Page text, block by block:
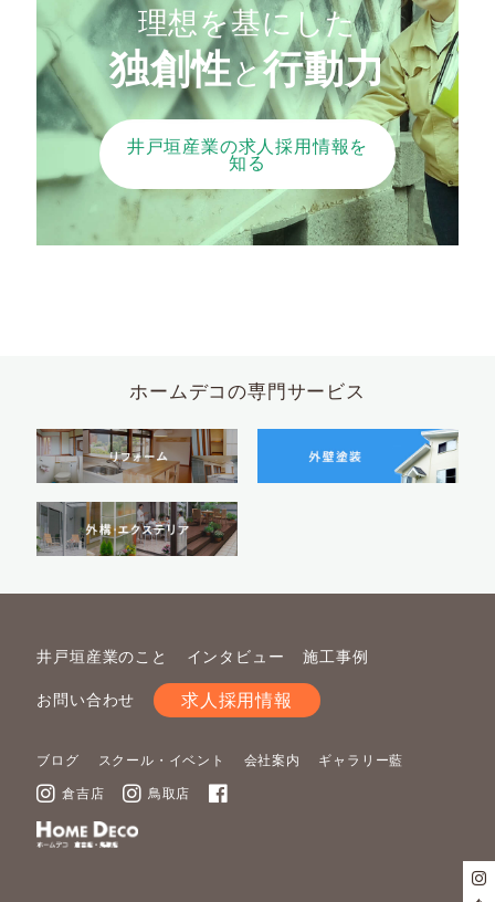
理想を基にした
独創性と行動力
井戸垣産業の求人採用情報を
知る
ホームデコの専門サービス
井戸垣産業のこと インタビュー 施工事例
お問い合わせ 求人採用情報
ブログ スクール・イベント 会社案内 ギャラリー藍
倉吉店 鳥取店